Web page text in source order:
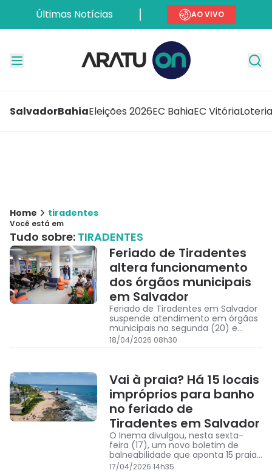
Últimas Notícias AO VIVO
SalvadorBahiaEleições 2026EC BahiaEC Vitória
Home tiradentes
Você está em
Tudo sobre: TIRADENTES
Feriado de Tiradentes
altera funcionamento
dos órgãos municipais
em Salvador
Feriado de Tiradentes em Salvador
suspende atendimento em órgãos
municipais na segunda (20) e
terça (21)
18/04/2026 08h30
Vai à praia? Há 15 locais
impróprios para banho
no feriado de
Tiradentes em Salvador
O Inema divulgou, nesta sexta-
feira (17), um novo boletim de
balneabilidade que aponta 15 praias
impróprias para banho em Salvador
17/04/2026 14h35